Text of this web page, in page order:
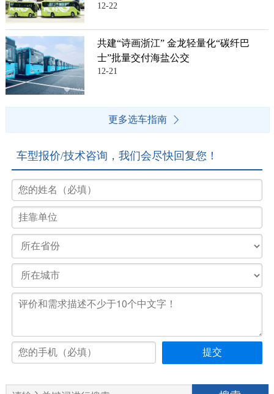
12-22
共建“诗画浙江” 金龙轻量化“碳纤巴
士”批量交付海盐公交
12-21
更多选车指南
车型报价/技术咨询，我们会尽快回复您！